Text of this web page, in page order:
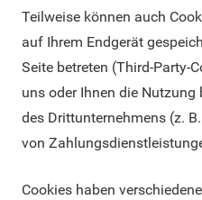
Teilweise können auch
auf Ihrem Endgerät
Seite betreten (Third-Party-
uns oder Ihnen die
des Drittunternehmens (z.
von
Cookies haben